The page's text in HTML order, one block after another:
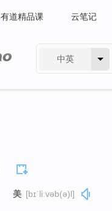
有道精品课 云笔记
中英
美 [bɪˈliːvəb(ə)l]